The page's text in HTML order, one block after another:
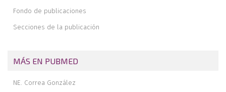
Revista de revistas
Nuestra experiencia en el tratamiento artroscópico del
Fondo de publicaciones
Secciones de la publicación
MÁS EN PUBMED
NE. Correa González